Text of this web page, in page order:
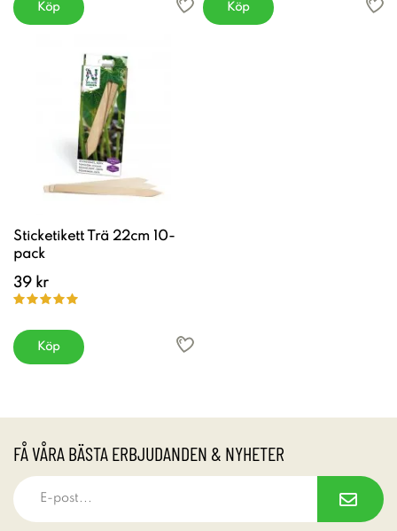
Köp Köp
Sticketikett Trä 22cm 10-
pack
39 kr
Köp
FÅ VÅRA BÄSTA ERBJUDANDEN & NYHETER